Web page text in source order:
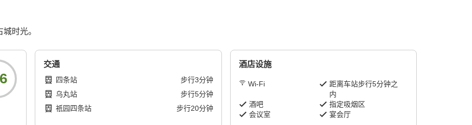
时光。
交通
四条站 步行3分钟
乌丸站
步行5分钟
祇园四条站
步行20分钟
酒店设施
Wi-Fi
距离车站步行5分钟之
内
酒吧
指定吸烟区
会议室
宴会厅